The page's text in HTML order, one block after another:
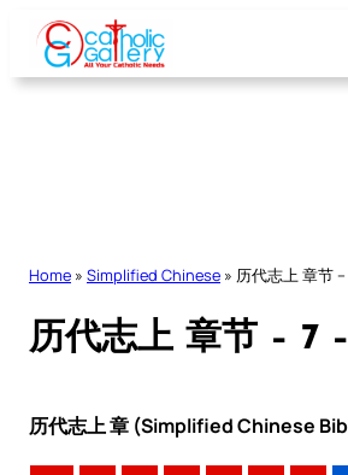
Skip
content
Home » Simplified Chinese » 历代志上 章节
历代志上 章节 – 7
历代志上 章 (Simplified Chinese